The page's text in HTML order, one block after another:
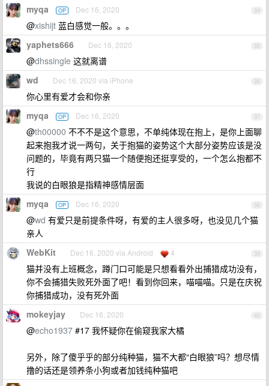
34
myqa OP Dec 16, 2020
@xishijt 蓝白感觉一般。。。
35
yaphets666 Dec 16, 2020
@dhssingle 这就离谱
36
wd Dec 16, 2020 via iPhone
你心里有爱才会和你亲
37
myqa OP Dec 16, 2020
@th00000 不不不是这个意思，不单纯体现在抱上，是你上面聊
起来抱我才说一两句，关于抱猫的姿势这个大部分姿势应该是没
问题的，毕竟有两只猫一个随便抱还挺享受的，一个怎么抱都不
行
我说的白眼狼是指精神感情层面
38
myqa OP Dec 16, 2020
@wd 有爱只是前提条件呀，有爱的主人很多呀，也没见几个猫
亲人
39
WebKit Dec 16, 2020 via Android 4
猫并没有上班概念，蹲门口可能是只想看看外出捕猎成功没有，
你不会捕猎失败死外面了吧！看到你回来，喵喵喵。只是在庆祝
你捕猎成功，没有死外面
40
mokeyjay Dec 16, 2020
@echo1937 #17 我怀疑你在偷窥我家大橘
另外，除了傻乎乎的部分纯种猫，猫不大都“白眼狼”吗？想尽情
撸的话还是领养条小狗或者加钱纯种猫吧